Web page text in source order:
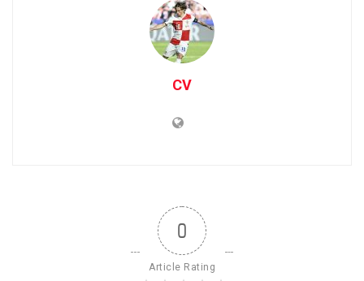
CV
0
Article Rating